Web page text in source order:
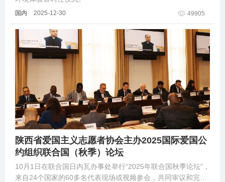
国内 2025-12-30 49905
陕西省爱国主义志愿者协会主办2025国际爱国公
约组织联合国（秋季）论坛
10月1日在联合国日内瓦办事处举行“2025年联合国秋季论坛”，
来自24个国家的60多名代表现场或视频参会，共同审议和完通